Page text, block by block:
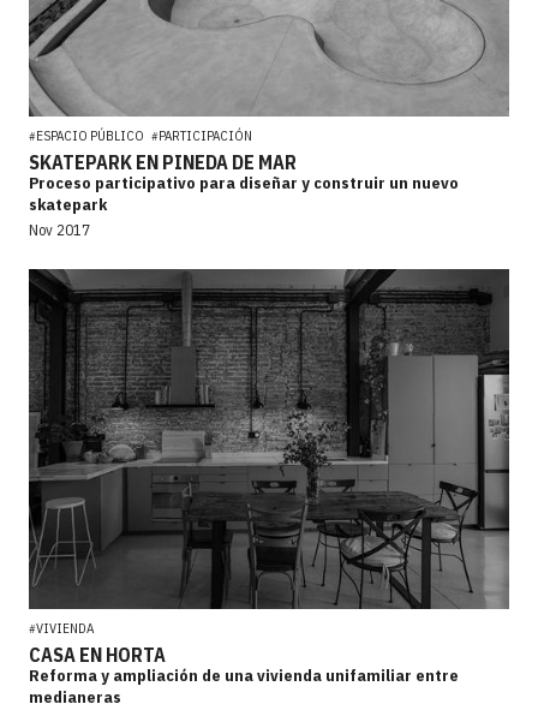
#ESPACIO PÚBLICO #PARTICIPACIÓN
SKATEPARK EN PINEDA DE MAR
Proceso participativo para diseñar y construir un nuevo
skatepark
Nov 2017
#VIVIENDA
CASA EN HORTA
Reforma y ampliación de una vivienda unifamiliar entre
medianeras